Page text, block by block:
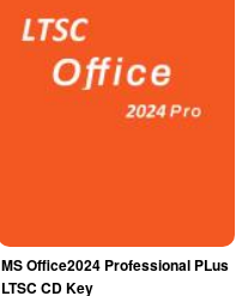
MS Office2024 Professional PLus
LTSC CD Key